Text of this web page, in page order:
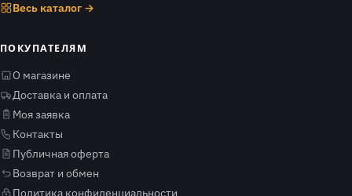
Весь каталог →
ПОКУПАТЕЛЯМ
О магазине
Доставка и оплата
Моя заявка
Контакты
Публичная оферта
Возврат и обмен
Политика конфиденциальности